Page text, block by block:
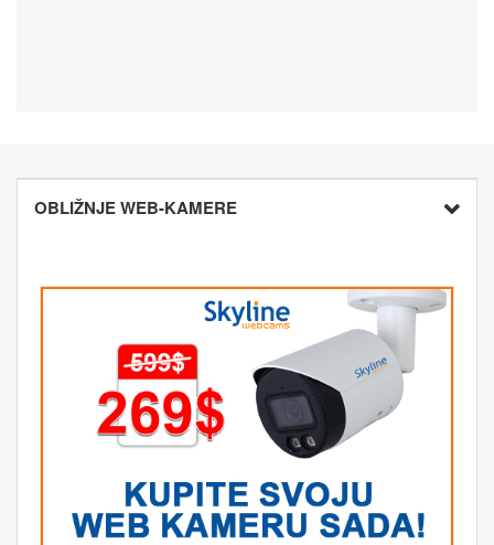
OBLIŽNJE WEB-KAMERE